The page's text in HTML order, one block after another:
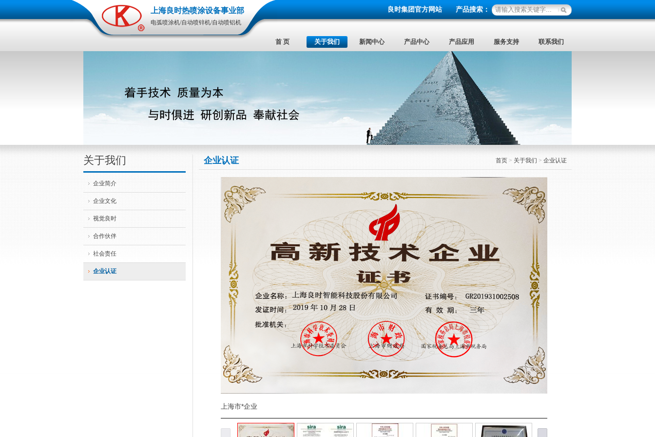
上海良时热喷涂设备事业部
电弧喷涂机/自动喷锌机/自动喷铝机
良时集团官方网站产品搜索：
首 页 关于我们 新闻中心 产品中心 产品应用 服务支持 联系我们
关于我们
企业简介
企业文化
视觉良时
合作伙伴
社会责任
企业认证
首页 > 关于我们 > 企业认证
企业认证
上海市*企业